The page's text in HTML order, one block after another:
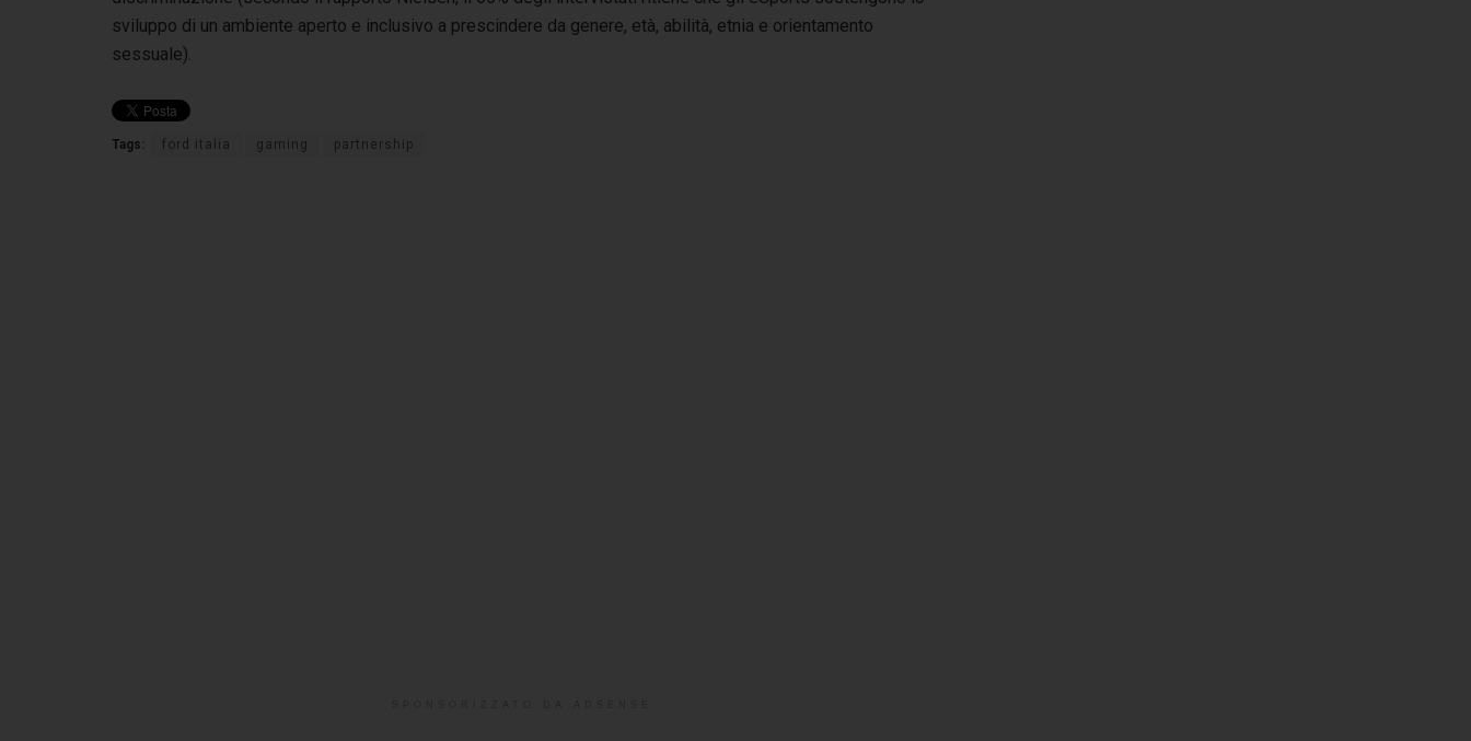
sviluppo di un ambiente aperto e inclusivo a prescindere da genere, età, abilità, etnia e orientamento
sessuale).
Tags: ford italia gaming partnership